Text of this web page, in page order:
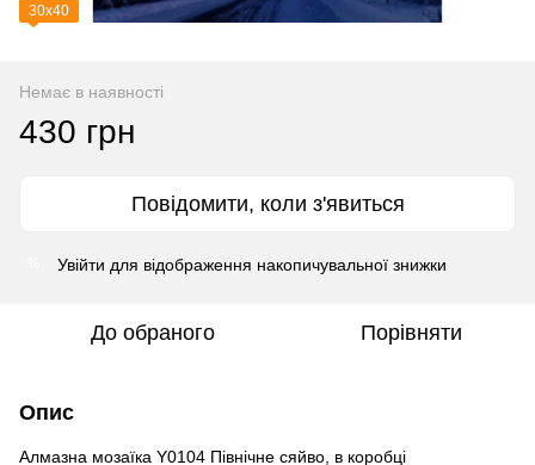
30х40
Немає в наявності
430 грн
Повідомити, коли з'явиться
Увійти для відображення накопичувальної знижки
До обраного Порівняти
Опис
Алмазна мозаїка Y0104 Північне сяйво, в коробці